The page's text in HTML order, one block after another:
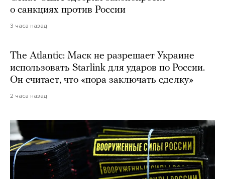
о санкциях против России
3 часа назад
The Atlantic: Маск не разрешает Украине
использовать Starlink для ударов по России.
Он считает, что «пора заключать сделку»
2 часа назад